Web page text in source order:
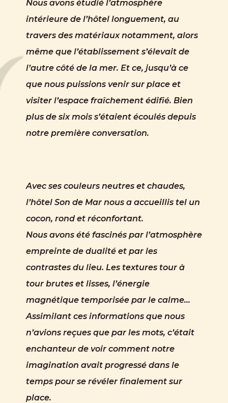
Nous avons étudié l’atmosphère
intérieure de l’hôtel longuement, au
travers des matériaux notamment, alors
même que l’établissement s’élevait de
l’autre côté de la mer. Et ce, jusqu’à ce
que nous puissions venir sur place et
visiter l’espace fraîchement édifié. Bien
plus de six mois s’étaient écoulés depuis
notre première conversation.
Avec ses couleurs neutres et chaudes,
l’hôtel Son de Mar nous a accueillis tel un
cocon, rond et réconfortant.
Nous avons été fascinés par l’atmosphère
empreinte de dualité et par les
contrastes du lieu. Les textures tour à
tour brutes et lisses, l’énergie
magnétique temporisée par le calme…
Assimilant ces informations que nous
n’avions reçues que par les mots, c’était
enchanteur de voir comment notre
imagination avait progressé dans le
temps pour se révéler finalement sur
place.